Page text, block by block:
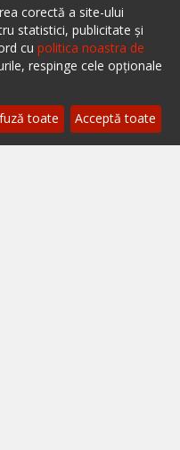
Cluj
corectă a site-ului
statistici, publicitate și
cu politica noastra de
respinge cele opționale
Refuză toate Acceptă toate